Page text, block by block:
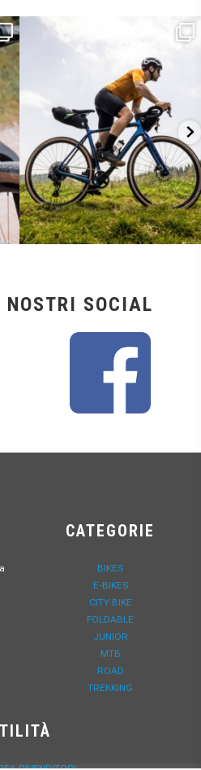
Parte dalla strada, continua sulla ghiaia,
2
SOCIAL
CATEGORIE
BIKES
E-BIKES
CITY BIKE
FOLDABLE
JUNIOR
MTB
ROAD
TREKKING